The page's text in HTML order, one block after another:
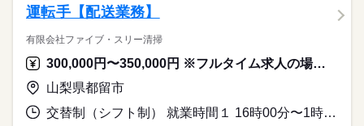
運転手【配送業務】
有限会社ファイブ・スリー清掃
300,000円〜350,000円 ※フルタイム求人の場合は月額（換算額）、パート求人の場合は時間額を表示しています。
山梨県都留市
交替制（シフト制） 就業時間１ 16時00分〜1時00分 又は 18時00分〜3時00分の時間の間の8時間程度